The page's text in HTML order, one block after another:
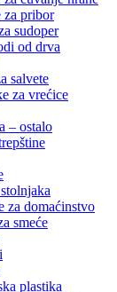
za pribor
sudoper
od drva
salvete
za vrećice
– ostalo
za domaćinstvo
smeće
plastika